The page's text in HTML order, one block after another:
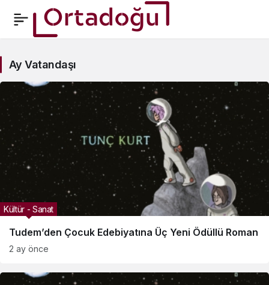
Vatandaşı
Haberleri
Ay Vatandaşı
Tudem’den Çocuk Edebiyatına Üç Yeni Ödüllü Roman
Kültür - Sanat
2 ay önce